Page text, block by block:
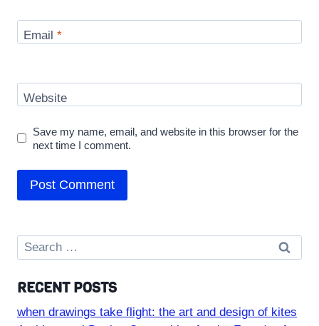
Email *
Website
Save my name, email, and website in this browser for the
next time I comment.
Search
for:
RECENT POSTS
when drawings take flight: the art and design of kites